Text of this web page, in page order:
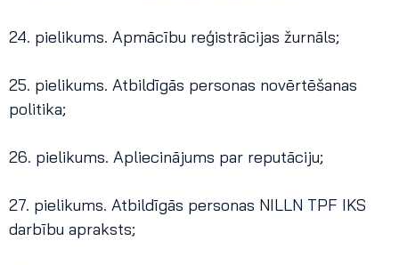
24. pielikums. Apmācību reģistrācijas žurnāls;
25. pielikums. Atbildīgās personas novērtēšanas
politika;
26. pielikums. Apliecinājums par reputāciju;
27. pielikums. Atbildīgās personas NILLN TPF IKS
darbību apraksts;